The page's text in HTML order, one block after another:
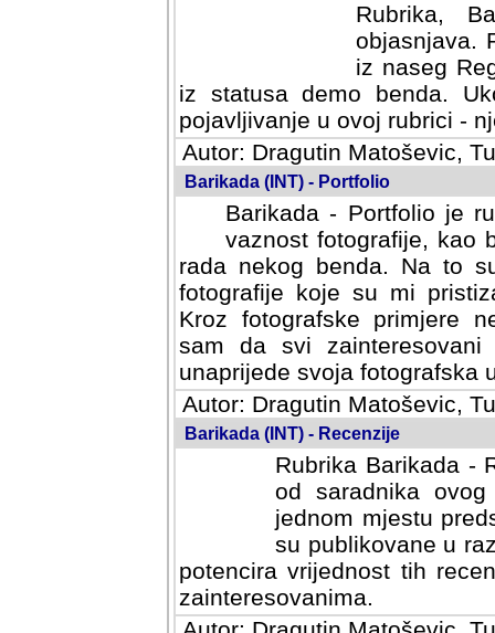
Rubrika,
objasnjava.
iz naseg
iz statusa demo benda.
pojavljivanje u ovoj rubrici -
Autor: Dragutin Matoševic,
Barikada (INT) - Portfolio
Barikada - Portfolio je
vaznost fotografije, kao
rada nekog benda. Na to
fotografije koje su mi
fotografske primjere
svi zainteresovani
svoja fotografska umijeca.
Autor: Dragutin Matoševic,
Barikada (INT) - Recenzije
Rubrika Barikada -
od saradnika
jednom mjestu
su publikovane u
potencira vrijednost tih
zainteresovanima.